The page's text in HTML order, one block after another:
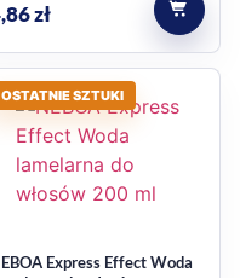
zł
OSTATNIE SZTUKI
Express Effect Woda